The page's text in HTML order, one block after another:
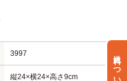
送料について
3997
縦24×横24×高さ9cm